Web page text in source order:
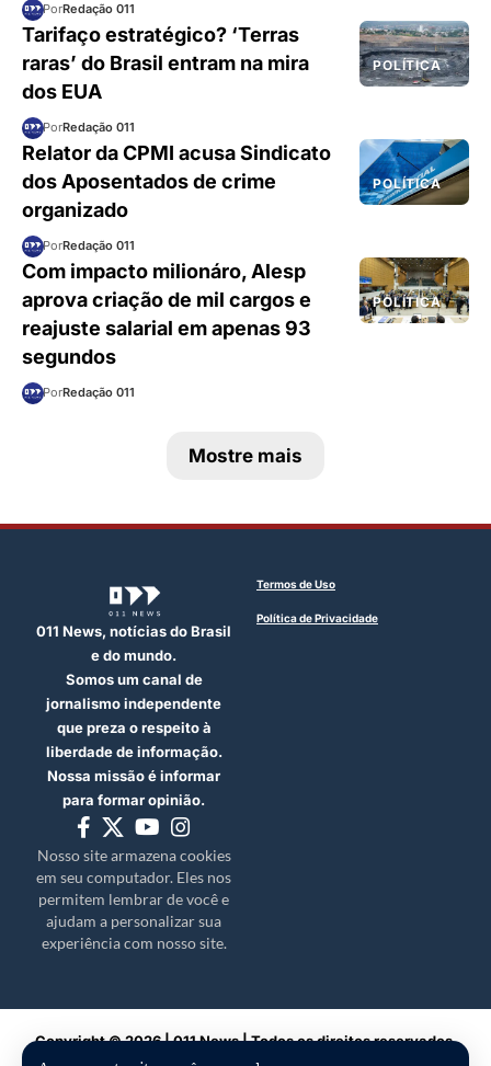
PorRedação 011
POLÍTICA
Tarifaço estratégico? ‘Terras
raras’ do Brasil entram na mira
dos EUA
PorRedação 011
POLÍTICA
Relator da CPMI acusa Sindicato
dos Aposentados de crime
organizado
PorRedação 011
POLÍTICA
Com impacto milionáro, Alesp
aprova criação de mil cargos e
reajuste salarial em apenas 93
segundos
PorRedação 011
Mostre mais
011 News, notícias do Brasil
e do mundo.
Somos um canal de
jornalismo independente
que preza o respeito à
liberdade de informação.
Nossa missão é informar
para formar opinião.
Nosso site armazena cookies
em seu computador. Eles nos
permitem lembrar de você e
ajudam a personalizar sua
experiência com nosso site.
Termos de Uso
Política de Privacidade
Copyright © 2026 | 011 News | Todos os direitos reservados.